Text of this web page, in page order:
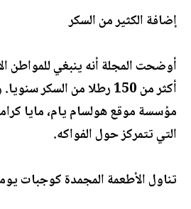
إضافة الكثير من السكر
أوضحت المجلة أنه ينبغي للمواطن
أكثر من 150 رطلا من
مؤسسة موقع هولسام يام، مايا
التي تتمركز حول الفواكه.
تناول الأطعمة المجمدة كوجبات